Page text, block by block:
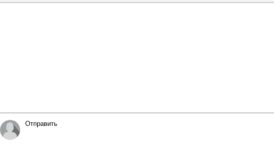
Полужирный
КурсивПодчеркнутый
ЗачеркнутыйВыравнивание
Нумерованный список
Маркированный список
Вставить смайлик
Вставка скрытого текста
Вставка цитаты
Вставка
Отправить